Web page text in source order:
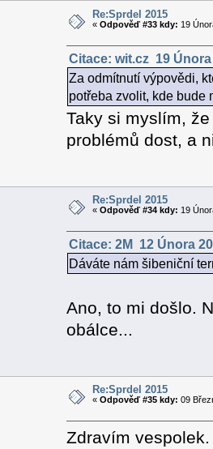
Re:Sprdel 2015
«Odpověď #33 kdy: 19
Citace: wit.cz 19 Února
Za odmítnutí výpovědi,
potřeba zvolit, kde
Taky si myslím,
problémů dost, a
Re:Sprdel 2015
«Odpověď #34 kdy: 19
Citace: 2M 12 Února
Dáváte nám šibeniční
Ano, to mi došlo.
obálce...
Re:Sprdel 2015
«Odpověď #35 kdy: 09
Zdravím vespolek.